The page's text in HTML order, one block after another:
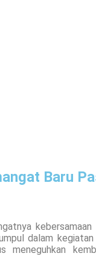
Baru
kebersamaan
dalam kegiatan
meneguhkan